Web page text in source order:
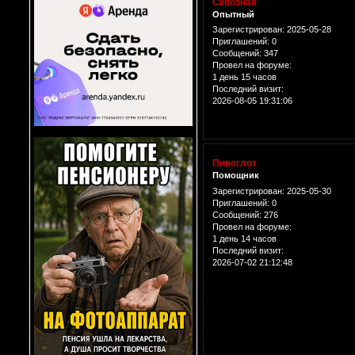
Сквозная
Опытный
Зарегистрирован: 2025-05-28
Приглашений: 0
Сообщений: 347
Провел на форуме:
1 день 15 часов
Последний визит:
2026-08-05 19:31:06
Пивоглот
Помощник
Зарегистрирован: 2025-05-30
Приглашений: 0
Сообщений: 276
Провел на форуме:
1 день 14 часов
Последний визит:
2026-07-02 21:12:48